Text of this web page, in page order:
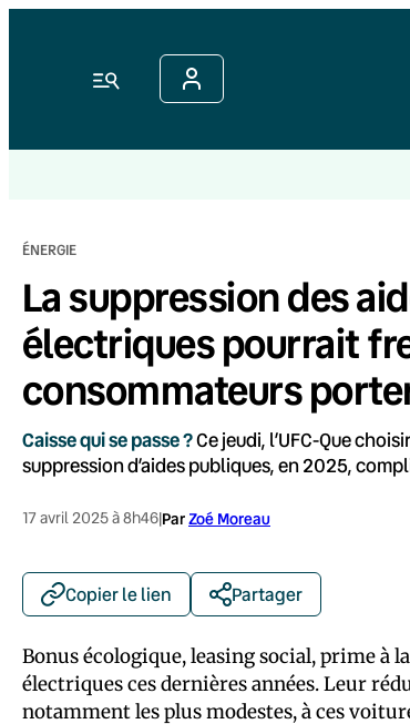
Menu
ÉNERGIE
La suppression des
électriques pourrait
consommateurs
Caisse qui se passe ?Ce jeudi, l’UFC-Que
suppression d’aides publiques, en 2025,
17 avril 2025 à 8h46|ParZoé Moreau
Copier le lien Partager
Bonus écologique, leasing social, prime à
électriques ces dernières années. Leur
notamment les plus modestes, à ces